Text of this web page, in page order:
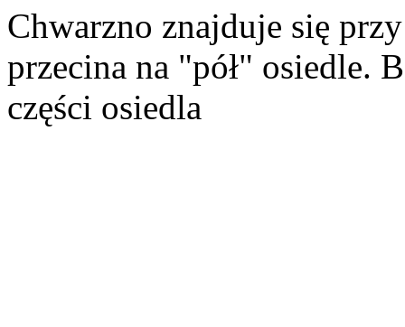
Chwarzno znajduje się
przecina na "pół" osiedle.
części osiedla